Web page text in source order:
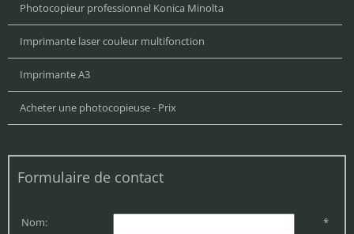
Photocopieur professionnel Konica Minolta
Imprimante laser couleur multifonction
Imprimante A3
Acheter une photocopieuse - Prix
Formulaire de contact
Nom: *